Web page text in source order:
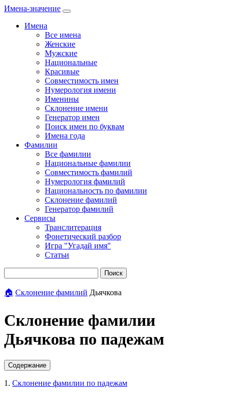
Имена-значение
Имена
Все имена
Женские
Мужские
Национальные
Красивые
Совместимость имен
Нумерология имени
Именины
Склонение имени
Генератор имен
Поиск имен по буквам
Имена года
Фамилии
Все фамилии
Национальные фамилии
Совместимость фамилий
Нумерология фамилий
Национальность по фамилии
Склонение фамилий
Генератор фамилий
Сервисы
Транслитерация
Фонетический разбор
Игра "Угадай имя"
Статьи
Поиск
🏠 Склонение фамилий Дьячкова
Склонение фамилии
Дьячкова по падежам
Содержание
1. Склонение фамилии по падежам